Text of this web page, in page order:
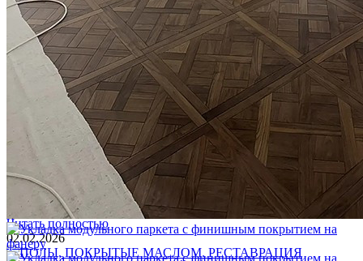
Услуги по реставрации паркета
1 500 ₽
Интересные статьи о паркете Coswick
ВИДЕО-ИНСТРУКЦИЯ: Реставрация царапин. Полы,
покрытые маслом и твердым воском. Системы для локального
ремонта и восстановления
Читать полностью
02.02.2026